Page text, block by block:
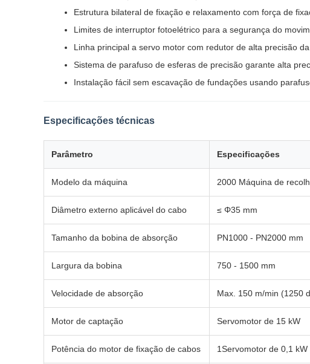
Estrutura bilateral de fixação e relaxamento com força de
Limites de interruptor fotoelétrico para a segurança do
Linha principal a servo motor com redutor de alta precisão
Sistema de parafuso de esferas de precisão garante alta
Instalação fácil sem escavação de fundações usando
Especificações técnicas
Parâmetro Especificações
Modelo da máquina 2000 Máquina de
Diâmetro externo aplicável do cabo ≤ Φ35 mm
Tamanho da bobina de absorção PN1000 - PN2000 mm
Largura da bobina 750 - 1500 mm
Velocidade de absorção Max. 150 m/min (1250
Motor de captação Servomotor de 15 kW
Potência do motor de fixação de cabos 1Servomotor de 0,1 kW